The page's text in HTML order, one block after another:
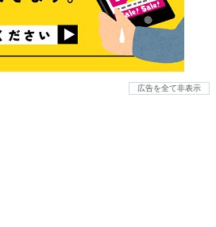
広告を全て非表示